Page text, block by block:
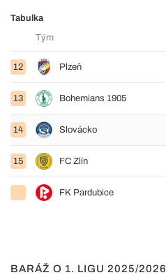
Tabulka
Tým
12 Plzeň
13 Bohemians 1905
14 Slovácko
15 FC Zlín
FK Pardubice
BARÁŽ O 1. LIGU 2025/2026